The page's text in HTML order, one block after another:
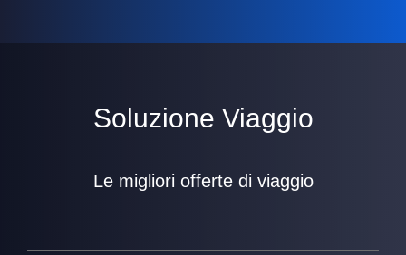
Soluzione Viaggio
Le migliori offerte di viaggio